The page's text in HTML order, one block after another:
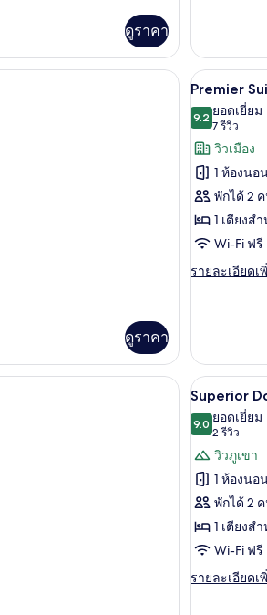
ดูราคา
เกี่ยว
กับ
Premier
Family
Twin
ผ้านวมขนเป็ด, ตู้นิรภัยในห้องพัก, โต๊ะทำงาน, ผ้าม่า
ดูราคา
เปิด
ภาพถ่าย
ทั้งหมด
ของ
Premier
Suite
Double
6
Premier
9.29.2 จาก 10
ยอดเยี่ยม
7 รีวิว
(7
รีวิว)
วิวเมือง
1 ห้องนอ
พักได้ 2
1 เตียงส
Wi-Fi ฟรี
รายละเอียดเ
ราย
กับ
Premier
Suite
Double
เปิด
ภาพถ่าย
ทั้งหมด
ของ
Superior
Double
(Namsan
View)
8
Superior
9.09.0 จาก 10
ยอดเยี่ยม
2 รีวิว
(2
รีวิว)
วิวภูเขา
1 ห้องนอ
พักได้ 2
1 เตียงส
Wi-Fi ฟรี
รายละเอียดเ
ราย